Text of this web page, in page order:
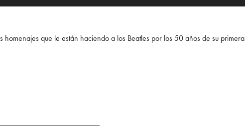
que le están haciendo a los Beatles por los 50 años de su primera